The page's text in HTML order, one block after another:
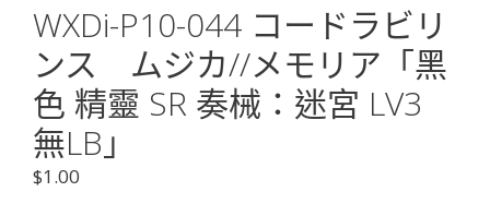
WXDi-P10-044 コードラビリ
ンス ムジカ//メモリア「黑
色 精靈 SR 奏械：迷宮 LV3
無LB」
$1.00